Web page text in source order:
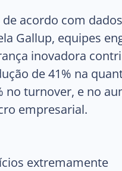
acordo com dados
Gallup, equipes
inovadora
de 41% na
no turnover, e no
empresarial.
extremamente